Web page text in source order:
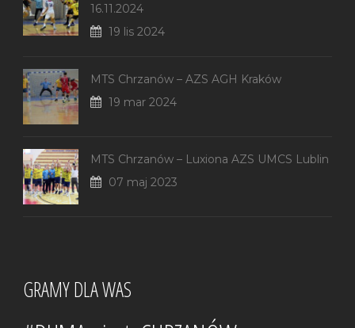
16.11.2024
19 lis 2024
MTS Chrzanów – AZS AGH Kraków
19 mar 2024
MTS Chrzanów – Luxiona AZS UMCS Lublin
07 maj 2023
GRAMY DLA WAS